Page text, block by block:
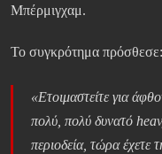
Μπέρμιγχαμ.
Το συγκρότημα πρόσθεσε:
«Ετοιμαστείτε για
πολύ, πολύ δυνατό
περιοδεία, τώρα έχετε